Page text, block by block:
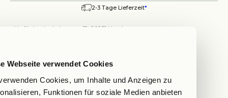
Webseite verwendet Cookies
Cookies, um Inhalte und Anzeigen zu
Funktionen für soziale Medien anbieten
2-3 Tage Lieferzeit*
Verfügbar im Lehmweg 51, 20251 Hamburg
Placemats, greige/ black, set of 2
Hamburg
Auf Lager, test